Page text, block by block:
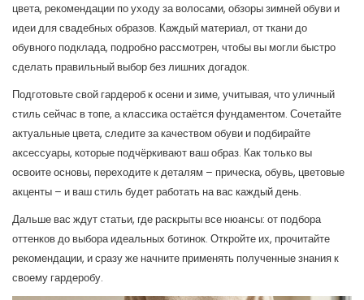
цвета, рекомендации по уходу за волосами, обзоры зимней обуви и
идеи для свадебных образов. Каждый материал, от ткани до
обувного подклада, подробно рассмотрен, чтобы вы могли быстро
сделать правильный выбор без лишних догадок.
Подготовьте свой гардероб к осени и зиме, учитывая, что уличный
стиль сейчас в топе, а классика остаётся фундаментом. Сочетайте
актуальные цвета, следите за качеством обуви и подбирайте
аксессуары, которые подчёркивают ваш образ. Как только вы
освоите основы, переходите к деталям – прическа, обувь, цветовые
акценты – и ваш стиль будет работать на вас каждый день.
Дальше вас ждут статьи, где раскрыты все нюансы: от подбора
оттенков до выбора идеальных ботинок. Откройте их, прочитайте
рекомендации, и сразу же начните применять полученные знания к
своему гардеробу.